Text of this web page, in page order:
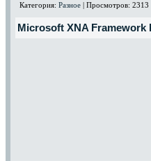
Категория: Разное | Просмотров: 2313
Microsoft XNA Framework